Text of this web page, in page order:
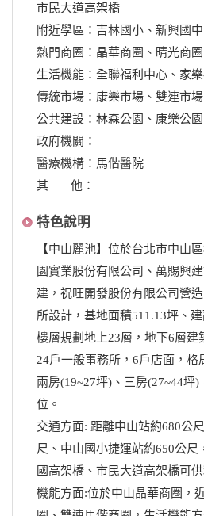
市民大道高架橋
附近學區：吉林國小、新興國中
熱門商圈：晶華商圈、晴光商
生活機能：全聯福利中心、家
傳統市場：康樂市場、雙連市場
公共建設：林森公園、康樂公園
政府機關：
醫療機構：馬偕醫院
其 他：
特色說明
【中山麗池】位於台北市中山
園實業股份有限公司、萬賜興
建，祝旺開發股份有限公司營
所設計，基地面積511.13坪、建
樓層規劃地上23層，地下6層建
24戶一般事務所，6戶店面，格
兩房(19~27坪)、三房(27~44坪
位。
交通方面: 距離中山站約680公
尺、中山國小捷運站約650公尺
國高架橋、市民大道高架橋可供
機能方面:位於中山晶華商圈，